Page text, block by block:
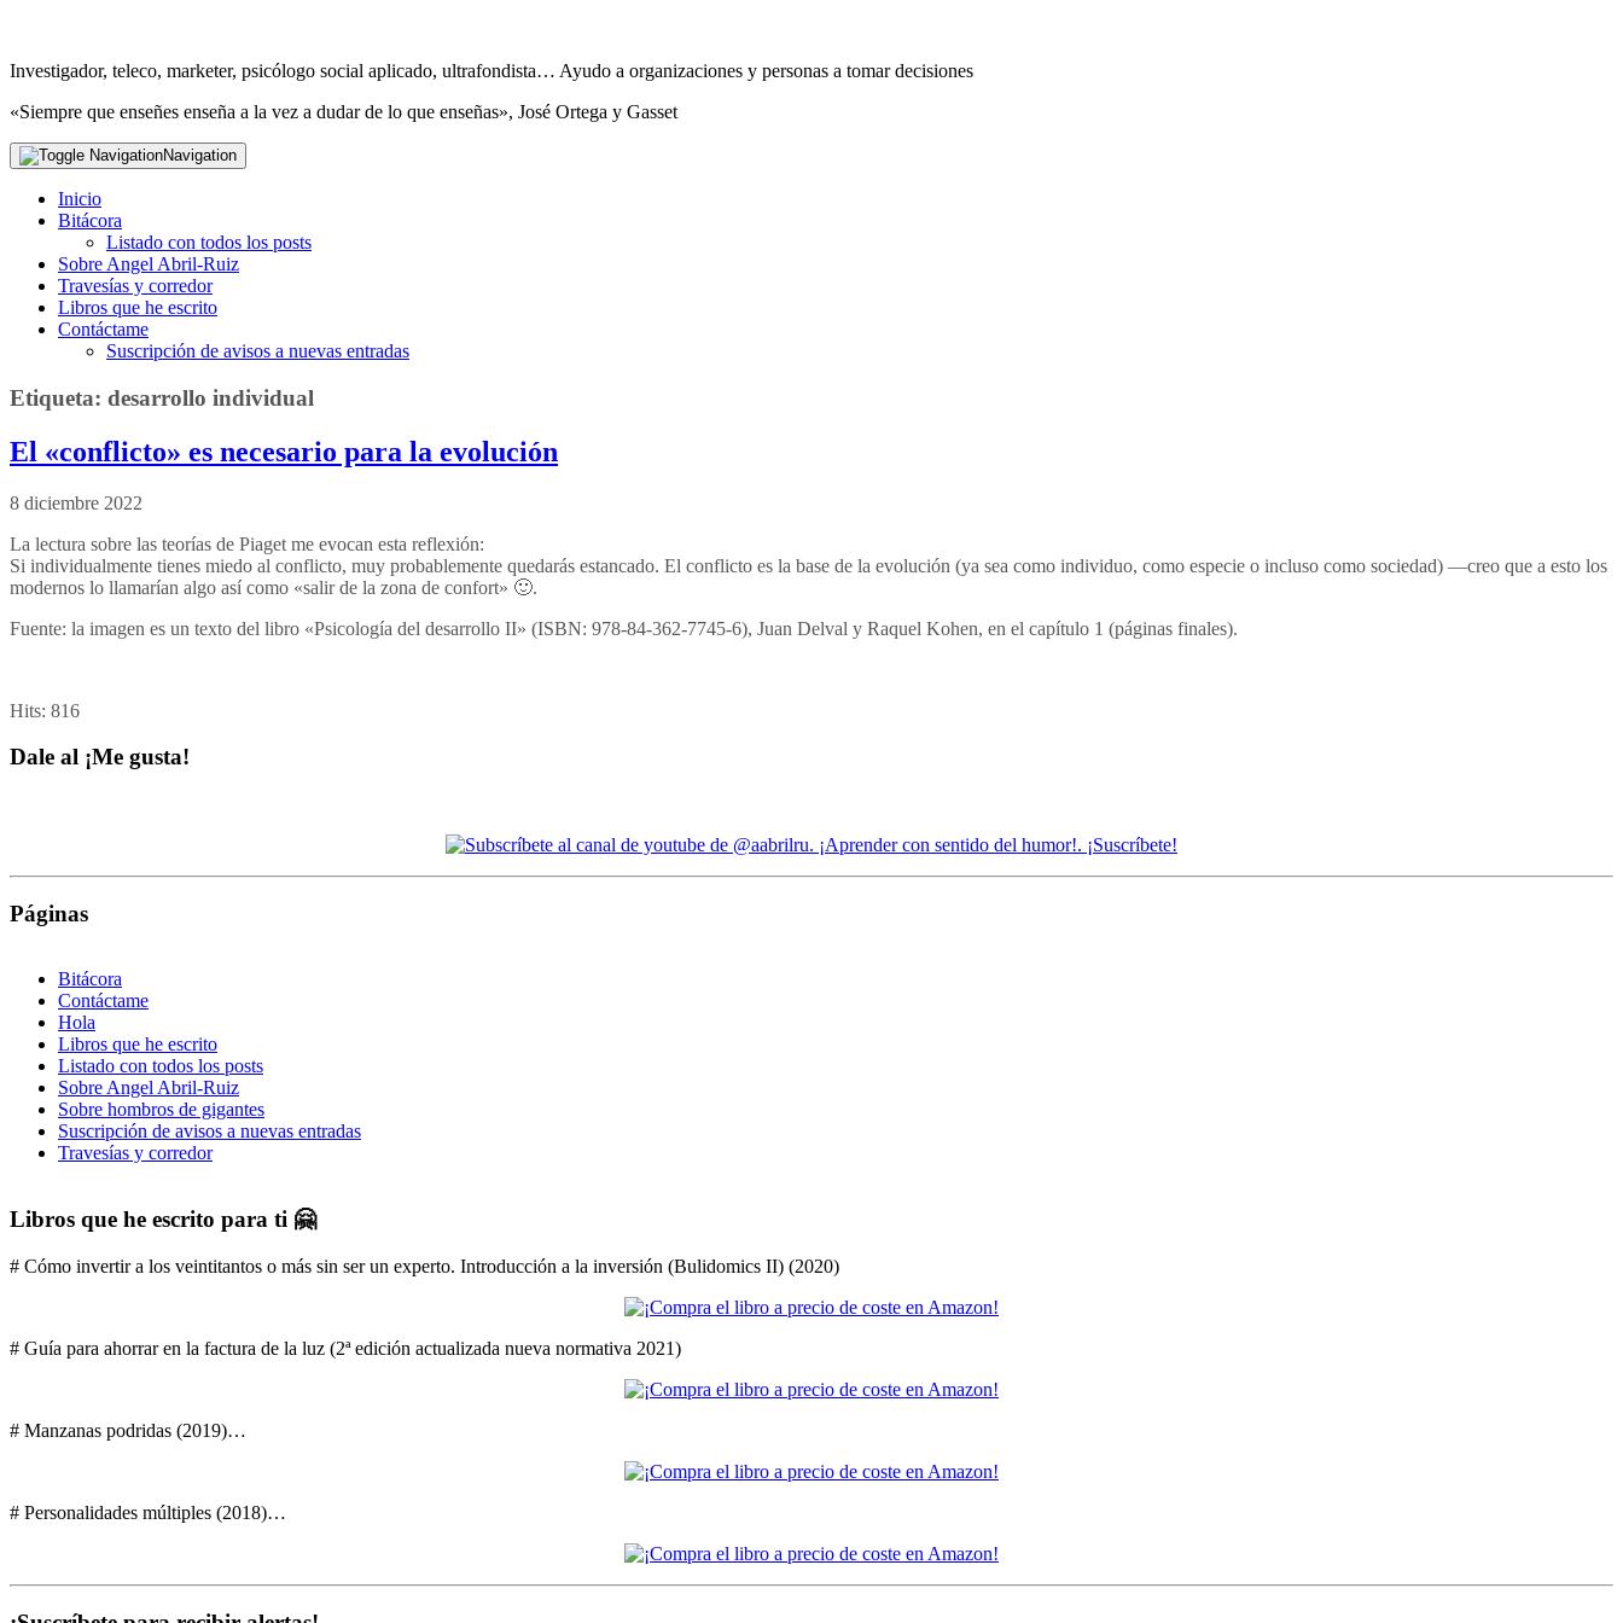
Investigador, teleco, marketer, psicólogo social aplicado, ultrafondista… Ayudo a organizaciones y personas a tomar decisiones
«Siempre que enseñes enseña a la vez a dudar de lo que enseñas», José Ortega y Gasset
Navigation
Inicio
Bitácora
Listado con todos los posts
Sobre Angel Abril-Ruiz
Travesías y corredor
Libros que he escrito
Contáctame
Suscripción de avisos a nuevas entradas
Etiqueta: desarrollo individual
El «conflicto» es necesario para la evolución
8 diciembre 2022
La lectura sobre las teorías de Piaget me evocan esta reflexión:
Si individualmente tienes miedo al conflicto, muy probablemente quedarás estancado. El conflicto es la base de la evolución (ya sea como individuo, como especie o incluso como sociedad) —creo que a esto los
modernos lo llamarían algo así como «salir de la zona de confort» 🙂.
Fuente: la imagen es un texto del libro «Psicología del desarrollo II» (ISBN: 978-84-362-7745-6), Juan Delval y Raquel Kohen, en el capítulo 1 (páginas finales).
Hits: 816
Dale al ¡Me gusta!
Páginas
Bitácora
Contáctame
Hola
Libros que he escrito
Listado con todos los posts
Sobre Angel Abril-Ruiz
Sobre hombros de gigantes
Suscripción de avisos a nuevas entradas
Travesías y corredor
Libros que he escrito para ti 🤗
# Cómo invertir a los veintitantos o más sin ser un experto. Introducción a la inversión (Bulidomics II) (2020)
# Guía para ahorrar en la factura de la luz (2ª edición actualizada nueva normativa 2021)
# Manzanas podridas (2019)…
# Personalidades múltiples (2018)…